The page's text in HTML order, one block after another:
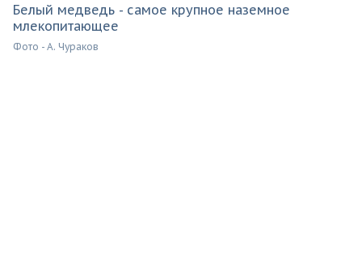
Белый медведь - самое крупное наземное
млекопитающее
Фото - А. Чураков